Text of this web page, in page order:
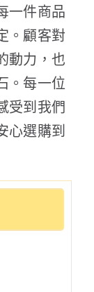
一件商品
。顧客對
動力，也
。每一位
受到我們
心選購到